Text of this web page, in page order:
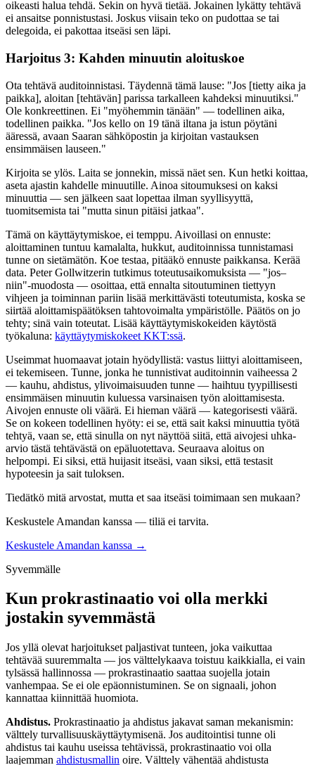
oikeasti halua tehdä. Sekin on hyvä tietää. Jokainen lykätty tehtävä
ei ansaitse ponnistustasi. Joskus viisain teko on pudottaa se tai
delegoida, ei pakottaa itseäsi sen läpi.
Harjoitus 3: Kahden minuutin aloituskoe
Ota tehtävä auditoinnistasi. Täydennä tämä lause: "Jos [tietty aika ja
paikka], aloitan [tehtävän] parissa tarkalleen kahdeksi minuutiksi."
Ole konkreettinen. Ei "myöhemmin tänään" — todellinen aika,
todellinen paikka. "Jos kello on 19 tänä iltana ja istun pöytäni
ääressä, avaan Saaran sähköpostin ja kirjoitan vastauksen
ensimmäisen lauseen."
Kirjoita se ylös. Laita se jonnekin, missä näet sen. Kun hetki koittaa,
aseta ajastin kahdelle minuutille. Ainoa sitoumuksesi on kaksi
minuuttia — sen jälkeen saat lopettaa ilman syyllisyyttä,
tuomitsemista tai "mutta sinun pitäisi jatkaa".
Tämä on käyttäytymiskoe, ei temppu. Aivoillasi on ennuste:
aloittaminen tuntuu kamalalta, hukkut, auditoinnissa tunnistamasi
tunne on sietämätön. Koe testaa, pitääkö ennuste paikkansa. Kerää
data. Peter Gollwitzerin tutkimus toteutusaikomuksista — "jos–
niin"-muodosta — osoittaa, että ennalta sitoutuminen tiettyyn
vihjeen ja toiminnan pariin lisää merkittävästi toteutumista, koska se
siirtää aloittamispäätöksen tahtovoimalta ympäristölle. Päätös on jo
tehty; sinä vain toteutat. Lisää käyttäytymiskokeiden käytöstä
työkaluna: käyttäytymiskokeet KKT:ssä.
Useimmat huomaavat jotain hyödyllistä: vastus liittyi aloittamiseen,
ei tekemiseen. Tunne, jonka he tunnistivat auditoinnin vaiheessa 2
— kauhu, ahdistus, ylivoimaisuuden tunne — haihtuu tyypillisesti
ensimmäisen minuutin kuluessa varsinaisen työn aloittamisesta.
Aivojen ennuste oli väärä. Ei hieman väärä — kategorisesti väärä.
Se on kokeen todellinen hyöty: ei se, että sait kaksi minuuttia työtä
tehtyä, vaan se, että sinulla on nyt näyttöä siitä, että aivojesi uhka-
arvio tästä tehtävästä on epäluotettava. Seuraava aloitus on
helpompi. Ei siksi, että huijasit itseäsi, vaan siksi, että testasit
hypoteesin ja sait tuloksen.
Tiedätkö mitä arvostat, mutta et saa itseäsi toimimaan sen mukaan?
Keskustele Amandan kanssa — tiliä ei tarvita.
Keskustele Amandan kanssa →
Syvemmälle
Kun prokrastinaatio voi olla merkki
jostakin syvemmästä
Jos yllä olevat harjoitukset paljastivat tunteen, joka vaikuttaa
tehtävää suuremmalta — jos välttelykaava toistuu kaikkialla, ei vain
tylsässä hallinnossa — prokrastinaatio saattaa suojella jotain
vanhempaa. Se ei ole epäonnistuminen. Se on signaali, johon
kannattaa kiinnittää huomiota.
Ahdistus. Prokrastinaatio ja ahdistus jakavat saman mekanismin:
välttely turvallisuuskäyttäytymisenä. Jos auditointisi tunne oli
ahdistus tai kauhu useissa tehtävissä, prokrastinaatio voi olla
laajemman ahdistusmallin oire. Välttely vähentää ahdistusta